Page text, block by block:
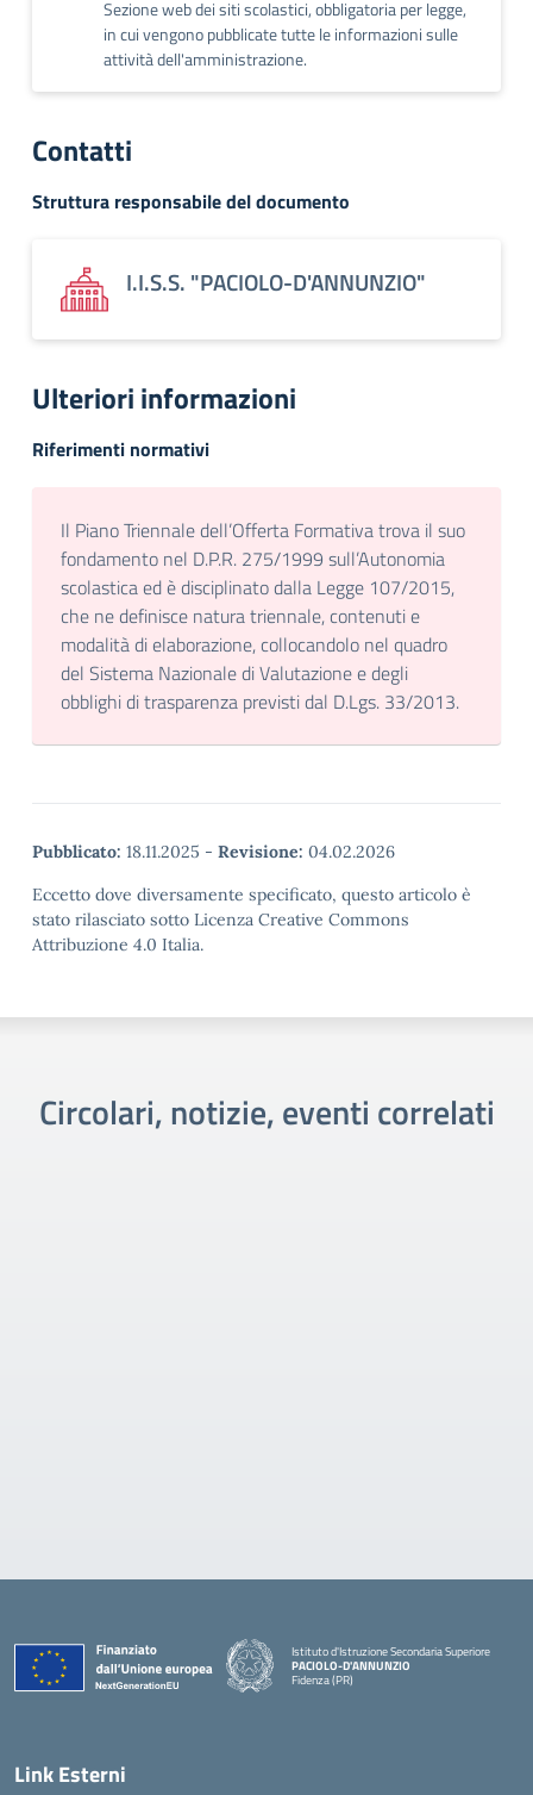
Sezione web dei siti scolastici, obbligatoria per legge,
in cui vengono pubblicate tutte le informazioni sulle
attività dell'amministrazione.
Contatti
Struttura responsabile del documento
I.I.S.S. "PACIOLO-D'ANNUNZIO"
Ulteriori informazioni
Riferimenti normativi
Il Piano Triennale dell’Offerta Formativa trova il suo
fondamento nel D.P.R. 275/1999 sull’Autonomia
scolastica ed è disciplinato dalla Legge 107/2015,
che ne definisce natura triennale, contenuti e
modalità di elaborazione, collocandolo nel quadro
del Sistema Nazionale di Valutazione e degli
obblighi di trasparenza previsti dal D.Lgs. 33/2013.
Pubblicato: 18.11.2025 - Revisione: 04.02.2026
Eccetto dove diversamente specificato, questo articolo è
stato rilasciato sotto Licenza Creative Commons
Attribuzione 4.0 Italia.
Circolari, notizie, eventi correlati
Istituto d'Istruzione Secondaria Superiore
PACIOLO-D'ANNUNZIO
Fidenza (PR)
Link Esterni